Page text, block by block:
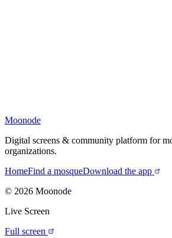
Moonode
Digital screens & community platform for
organizations.
HomeFind a mosqueDownload the app
© 2026 Moonode
Live Screen
Full screen